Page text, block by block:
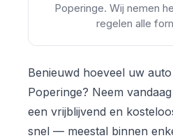
Poperinge. Wij nemen
regelen alle
Benieuwd hoeveel uw
Poperinge? Neem
een vrijblijvend en
snel — meestal binnen